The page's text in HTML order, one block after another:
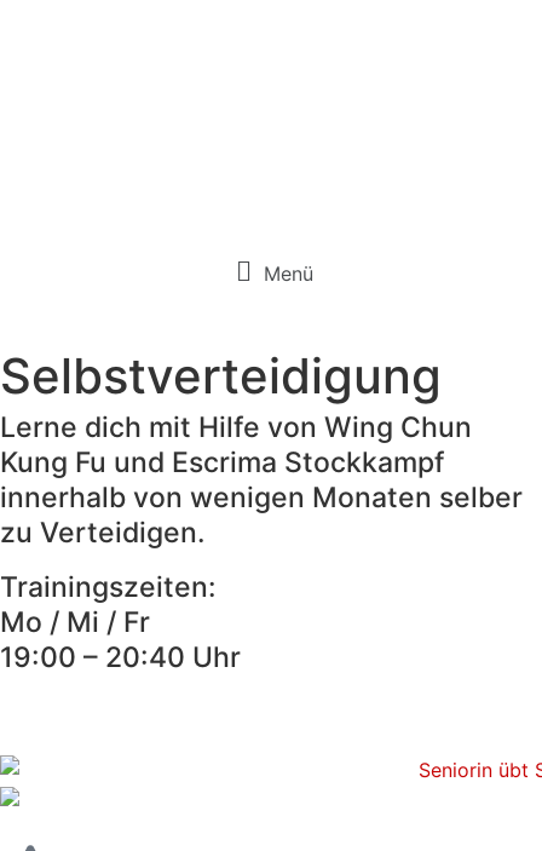
Menü
Selbstverteidigung
Lerne dich mit Hilfe von Wing Chun
Kung Fu und Escrima Stockkampf
innerhalb von wenigen Monaten selber
zu Verteidigen.
Trainingszeiten:
Mo / Mi / Fr
19:00 – 20:40 Uhr